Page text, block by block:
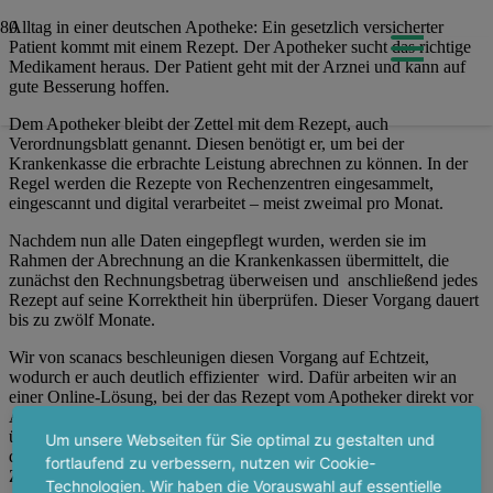
Alltag in einer deutschen Apotheke: Ein gesetzlich versicherter
Patient kommt mit einem Rezept. Der Apotheker sucht das richtige
Medikament heraus. Der Patient geht mit der Arznei und kann auf
gute Besserung hoffen.
Dem Apotheker bleibt der Zettel mit dem Rezept, auch
Verordnungsblatt genannt. Diesen benötigt er, um bei der
Krankenkasse die erbrachte Leistung abrechnen zu können. In der
Regel werden die Rezepte von Rechenzentren eingesammelt,
eingescannt und digital verarbeitet – meist zweimal pro Monat.
Nachdem nun alle Daten eingepflegt wurden, werden sie im
Rahmen der Abrechnung an die Krankenkassen übermittelt, die
zunächst den Rechnungsbetrag überweisen und anschließend jedes
Rezept auf seine Korrektheit hin überprüfen. Dieser Vorgang dauert
bis zu zwölf Monate.
Wir von scanacs beschleunigen diesen Vorgang auf Echtzeit,
wodurch er auch deutlich effizienter wird. Dafür arbeiten wir an
einer Online-Lösung, bei der das Rezept vom Apotheker direkt vor
Abgabe des Arzneimittels auf seine Erstattungsfähigkeit hin
überprüft wird. Dadurch wissen Mitarbeiter und Patienten bereits in
der Apotheke, ob das Arzneimittel erstattet wird und ob eine
Zuzahlung zu leisten ist.
Um unsere Webseiten für Sie optimal zu gestalten und
fortlaufend zu verbessern, nutzen wir Cookie-
Technologien. Wir haben die Vorauswahl auf essentielle